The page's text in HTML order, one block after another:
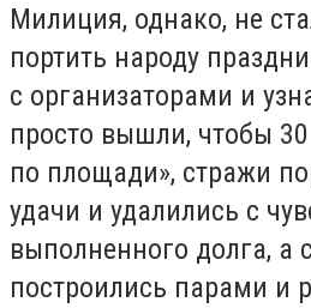
Милиция, однако, не
портить народу
с организаторами и
просто вышли, чтобы
по площади», стражи
удачи и удалились с
выполненного долга, а
построились парами и